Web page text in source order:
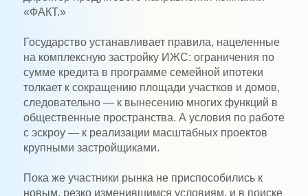
«ФАКТ.»
Государство устанавливает правила, нацеленные
на комплексную застройку ИЖС: ограничения по
сумме кредита в программе семейной ипотеки
толкает к сокращению площади участков и домов,
следовательно — к вынесению многих функций в
общественные пространства. А условия по работе
с эскроу — к реализации масштабных проектов
крупными застройщиками.
Пока же участники рынка не приспособились к
новым, резко изменившимся условиям, и в поиске